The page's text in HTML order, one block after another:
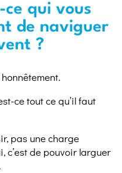
ce qui vous
de naviguer
?
ce tout ce qu’il faut
pas une charge
c’est de pouvoir larguer